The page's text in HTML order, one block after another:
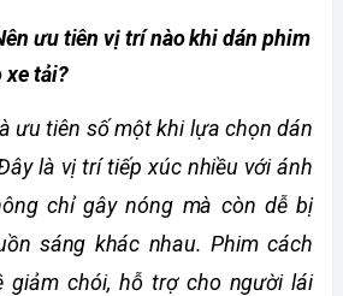
ưu tiên vị trí nào khi dán phim
xe tải?
ưu tiên số một khi lựa chọn dán
là vị trí tiếp xúc nhiều với ánh
chỉ gây nóng mà còn dễ bị
sáng khác nhau. Phim cách
giảm chói, hỗ trợ cho người lái